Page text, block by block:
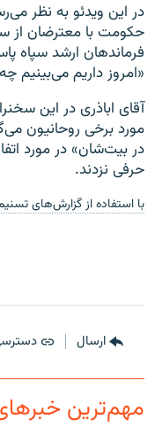
در این ویدئو به نظر
حکومت با معترضان از
فرماندهان ارشد سپاه
«امروز داریم می‌بینیم
آقای اباذری در این
مورد برخی روحانیون
در بیت‌شان» در مورد
حرفی نزدند.
با استفاده از گزارش‌های
ارسال
مهم‌ترین